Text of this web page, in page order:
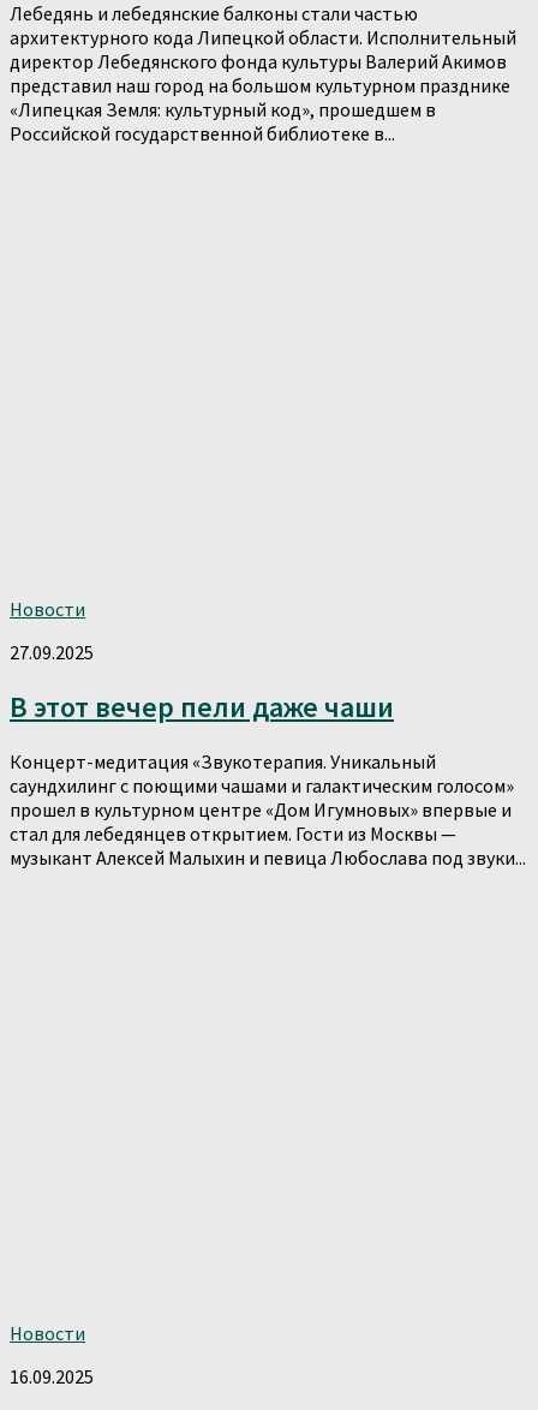
Лебедянь и лебедянские балконы стали частью
архитектурного кода Липецкой области. Исполнительный
директор Лебедянского фонда культуры Валерий Акимов
представил наш город на большом культурном празднике
«Липецкая Земля: культурный код», прошедшем в
Российской государственной библиотеке в...
Новости
27.09.2025
В этот вечер пели даже чаши
Концерт-медитация «Звукотерапия. Уникальный
саундхилинг с поющими чашами и галактическим голосом»
прошел в культурном центре «Дом Игумновых» впервые и
стал для лебедянцев открытием. Гости из Москвы —
музыкант Алексей Малыхин и певица Любослава под звуки...
Новости
16.09.2025